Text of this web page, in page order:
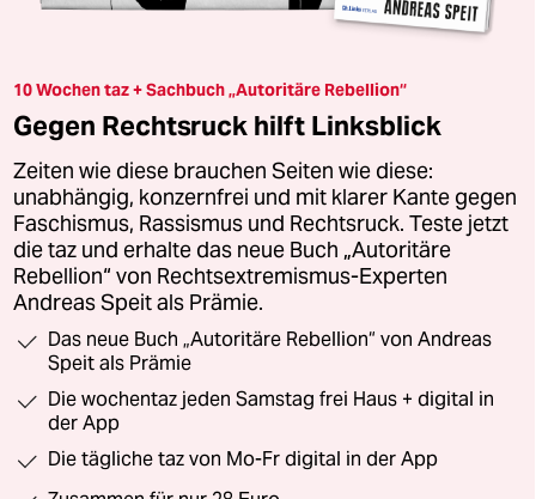
10 Wochen taz + Sachbuch „Autoritäre Rebellion“
Gegen Rechtsruck hilft Linksblick
Zeiten wie diese brauchen Seiten wie diese:
unabhängig, konzernfrei und mit klarer Kante gegen
Faschismus, Rassismus und Rechtsruck. Teste jetzt
die taz und erhalte das neue Buch „Autoritäre
Rebellion“ von Rechtsextremismus-Experten
Andreas Speit als Prämie.
Das neue Buch „Autoritäre Rebellion“ von Andreas
Speit als Prämie
Die wochentaz jeden Samstag frei Haus + digital in
der App
Die tägliche taz von Mo-Fr digital in der App